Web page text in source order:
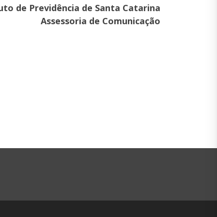
de Previdência de Santa Catarina
Assessoria de Comunicação